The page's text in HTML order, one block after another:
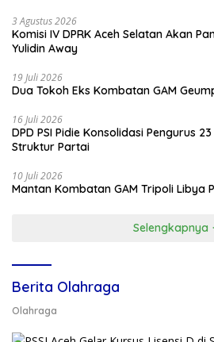
3 Agustus 2026
Komisi IV DPRK Aceh Selatan Akan
Yulidin Away
19 Juli 2026
Dua Tokoh Eks Kombatan GAM
16 Juli 2026
DPD PSI Pidie Konsolidasi Pengurus
Struktur Partai
10 Juli 2026
Mantan Kombatan GAM Tripoli Libya
Selengkapnya
Berita Olahraga
Olahraga